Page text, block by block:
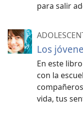
para salir
Los
En este
con la
vida, tus